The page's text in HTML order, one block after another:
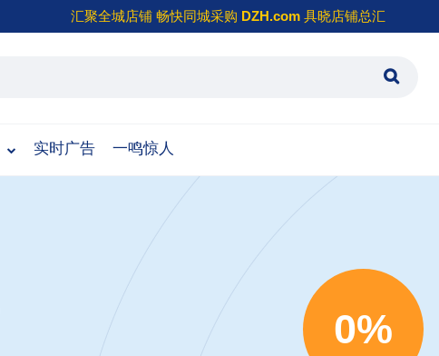
汇聚全城店铺 畅快同城采购 DZH.com 具晓店铺总汇
实时广告 一鸣惊人
0%